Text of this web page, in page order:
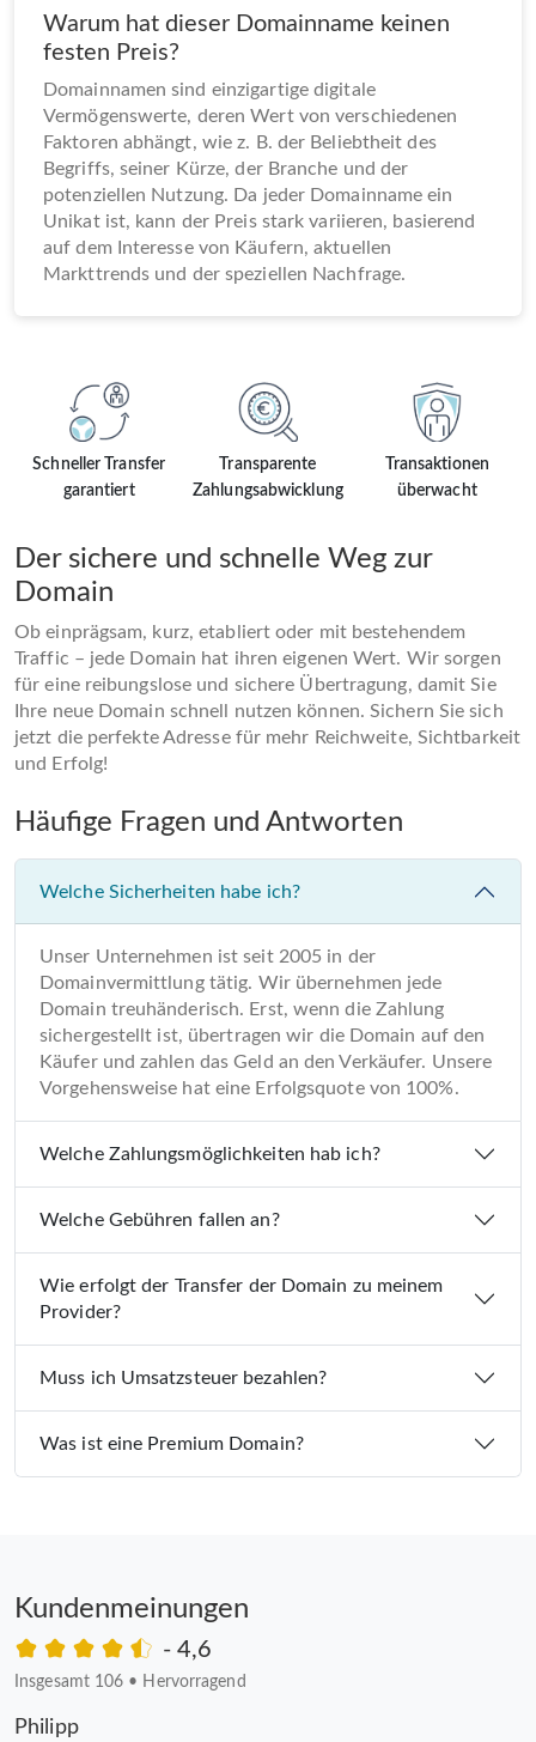
Schneller Transfer
garantiert
Transparente
Zahlungsabwicklung
Transaktionen
überwacht
Der sichere und schnelle Weg zur
Domain
Ob einprägsam, kurz, etabliert oder mit bestehendem
Traffic – jede Domain hat ihren eigenen Wert. Wir sorgen
für eine reibungslose und sichere Übertragung, damit Sie
Ihre neue Domain schnell nutzen können. Sichern Sie sich
jetzt die perfekte Adresse für mehr Reichweite, Sichtbarkeit
und Erfolg!
Warum hat dieser Domainname keinen
festen Preis?
Domainnamen sind einzigartige digitale
Vermögenswerte, deren Wert von verschiedenen
Faktoren abhängt, wie z. B. der Beliebtheit des
Begriffs, seiner Kürze, der Branche und der
potenziellen Nutzung. Da jeder Domainname ein
Unikat ist, kann der Preis stark variieren, basierend
auf dem Interesse von Käufern, aktuellen
Markttrends und der speziellen Nachfrage.
Häufige Fragen und Antworten
Welche Sicherheiten habe ich?
Unser Unternehmen ist seit 2005 in der
Domainvermittlung tätig. Wir übernehmen jede
Domain treuhänderisch. Erst, wenn die Zahlung
sichergestellt ist, übertragen wir die Domain auf den
Käufer und zahlen das Geld an den Verkäufer. Unsere
Vorgehensweise hat eine Erfolgsquote von 100%.
Welche Zahlungsmöglichkeiten hab ich?
Welche Gebühren fallen an?
Wie erfolgt der Transfer der Domain zu meinem
Provider?
Muss ich Umsatzsteuer bezahlen?
Was ist eine Premium Domain?
Kundenmeinungen
- 4,6
Insgesamt 106 • Hervorragend
Philipp